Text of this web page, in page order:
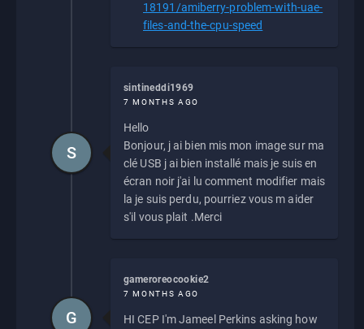
18191/amiberry-problem-with-uae-
files-and-the-cpu-speed
sintineddi1969
7 MONTHS AGO
Hello
Bonjour, j ai bien mis mon image sur ma
clé USB j ai bien installé mais je suis en
écran noir j'ai lu comment modifier mais
la je suis perdu, pourriez vous m aider
s'il vous plait .Merci
S
gameroreocookie2
7 MONTHS AGO
HI CEP I'm Jameel Perkins asking how
G